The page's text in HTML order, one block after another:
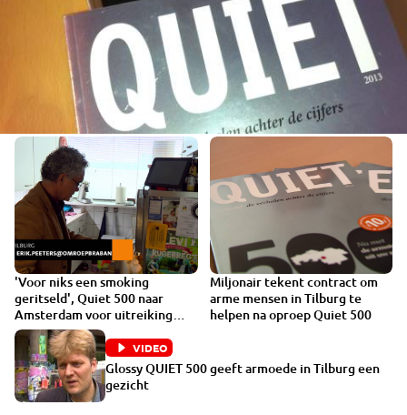
'Voor niks een smoking
geritseld', Quiet 500 naar
Amsterdam voor uitreiking
Mercurs
VIDEO
Miljonair tekent contract om
arme mensen in Tilburg te
helpen na oproep Quiet 500
VIDEO
VIDEO
Glossy QUIET 500 geeft armoede in Tilburg een
gezicht